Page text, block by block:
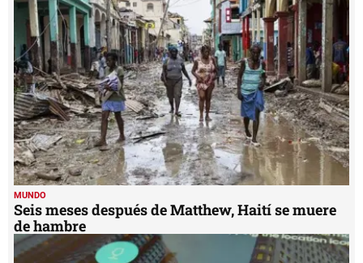
MUNDO
Seis meses después de Matthew, Haití se muere
de hambre